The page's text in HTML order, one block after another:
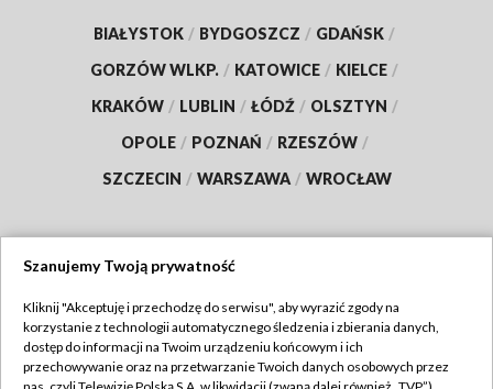
BIAŁYSTOK / BYDGOSZCZ / GDAŃSK /
GORZÓW WLKP. / KATOWICE / KIELCE /
KRAKÓW / LUBLIN / ŁÓDŹ / OLSZTYN /
OPOLE / POZNAŃ / RZESZÓW /
SZCZECIN / WARSZAWA / WROCŁAW
TVP
Abonament TVP
Regulamin TVP
Szanujemy Twoją prywatność
Kliknij "Akceptuję i przechodzę do serwisu", aby wyrazić zgody na
korzystanie z technologii automatycznego śledzenia i zbierania danych,
dostęp do informacji na Twoim urządzeniu końcowym i ich
przechowywanie oraz na przetwarzanie Twoich danych osobowych przez